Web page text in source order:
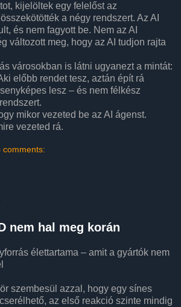
kijelöltek egy felelőst az
a négy rendszert. Az AI
és nem fagyott be. Nem az AI
változott meg, hogy az AI tudjon rajta
városokban is látni ugyanezt a mintát:
előbb rendet tesz, aztán épít rá
lesz – és nem félkész
mikor vezeted be az AI ágenst.
vezeted rá.
comments:
nem hal meg korán
élettartama – amit a gyártók nem
szembesül azzal, hogy egy sínes
az első reakció szinte mindig